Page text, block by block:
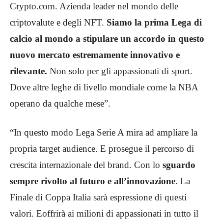
Crypto.com. Azienda leader nel mondo delle
criptovalute e degli NFT. Siamo la prima Lega di
calcio al mondo a stipulare un accordo in questo
nuovo mercato estremamente innovativo e
rilevante. Non solo per gli appassionati di sport.
Dove altre leghe di livello mondiale come la NBA
operano da qualche mese”.
“In questo modo Lega Serie A mira ad ampliare la
propria target audience. E prosegue il percorso di
crescita internazionale del brand. Con lo sguardo
sempre rivolto al futuro e all’innovazione. La
Finale di Coppa Italia sarà espressione di questi
valori. Eoffrirà ai milioni di appassionati in tutto il